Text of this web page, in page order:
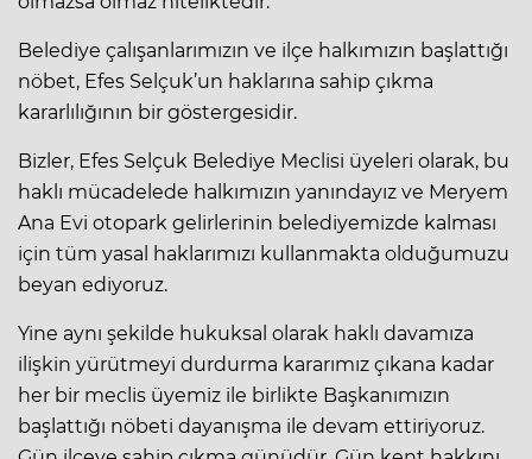
Belediye çalışanlarımızın ve ilçe halkımızın başlattığı
nöbet, Efes Selçuk’un haklarına sahip çıkma
kararlılığının bir göstergesidir.
Bizler, Efes Selçuk Belediye Meclisi üyeleri olarak, bu
haklı mücadelede halkımızın yanındayız ve Meryem
Ana Evi otopark gelirlerinin belediyemizde kalması
için tüm yasal haklarımızı kullanmakta olduğumuzu
beyan ediyoruz.
Yine aynı şekilde hukuksal olarak haklı davamıza
ilişkin yürütmeyi durdurma kararımız çıkana kadar
her bir meclis üyemiz ile birlikte Başkanımızın
başlattığı nöbeti dayanışma ile devam ettiriyoruz.